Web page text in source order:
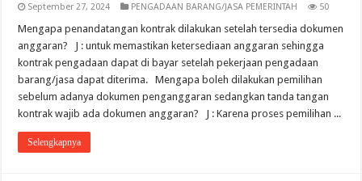
September 27, 2024 PENGADAAN BARANG/JASA PEMERINTAH 50
Mengapa penandatangan kontrak dilakukan setelah tersedia dokumen
anggaran? J : untuk memastikan ketersediaan anggaran sehingga
kontrak pengadaan dapat di bayar setelah pekerjaan pengadaan
barang/jasa dapat diterima. Mengapa boleh dilakukan pemilihan
sebelum adanya dokumen penganggaran sedangkan tanda tangan
kontrak wajib ada dokumen anggaran? J : Karena proses pemilihan ...
Selengkapnya